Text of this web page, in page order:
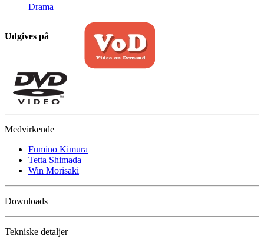
Drama
Udgives på
Medvirkende
Fumino Kimura
Tetta Shimada
Win Morisaki
Downloads
Tekniske detaljer